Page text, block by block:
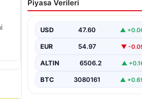
Petrol fiyatları düştü mü,
petrol varil fiyatı ne
kadar?
Piyasa Verileri
USD 47.60 ▲
EUR 54.97 ▼ -
ALTIN 6506.2 ▲
BTC 3080161 ▲